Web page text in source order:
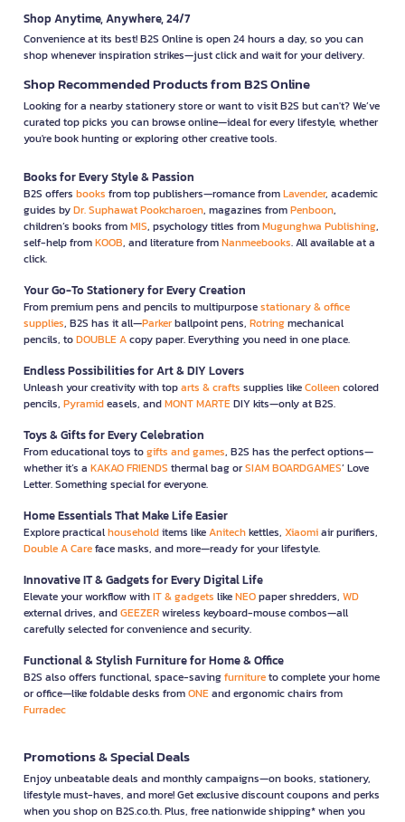
Shop Anytime, Anywhere, 24/7
Convenience at its best! B2S Online is open 24 hours a day, so you can
shop whenever inspiration strikes—just click and wait for your delivery.
Shop Recommended Products from B2S Online
Looking for a nearby stationery store or want to visit B2S but can't? We’ve
curated top picks you can browse online—ideal for every lifestyle, whether
you're book hunting or exploring other creative tools.
Books for Every Style & Passion
B2S offers books from top publishers—romance fromLavender, academic
guides byDr. Suphawat Pookcharoen, magazines fromPenboon,
children’s books fromMIS, psychology titles fromMugunghwa Publishing,
self-help fromKOOB, and literature fromNanmeebooks. All available at a
click.
Your Go-To Stationery for Every Creation
From premium pens and pencils to multipurposestationary & office
supplies, B2S has it all—Parkerballpoint pens, Rotringmechanical
pencils, toDOUBLE Acopy paper. Everything you need in one place.
Endless Possibilities for Art & DIY Lovers
Unleash your creativity with toparts & crafts supplies likeColleencolored
pencils, Pyramideasels, andMONT MARTEDIY kits—only at B2S.
Toys & Gifts for Every Celebration
From educational toys togifts and games, B2S has the perfect options—
whether it’s a KAKAO FRIENDS thermal bag orSIAM BOARDGAMES’ Love
Letter. Something special for everyone.
Home Essentials That Make Life Easier
Explore practicalhouseholditems likeAnitechkettles, Xiaomiair purifiers,
Double A Careface masks, and more—ready for your lifestyle.
Innovative IT & Gadgets for Every Digital Life
Elevate your workflow withIT & gadgets likeNEOpaper shredders, WD
external drives, andGEEZERwireless keyboard-mouse combos—all
carefully selected for convenience and security.
Functional & Stylish Furniture for Home & Office
B2S also offers functional, space-savingfurnitureto complete your home
or office—like foldable desks fromONEand ergonomic chairs from
Furradec
Promotions & Special Deals
Enjoy unbeatable deals and monthly campaigns—on books, stationery,
lifestyle must-haves, and more! Get exclusive discount coupons and perks
when you shop on B2S.co.th. Plus, free nationwide shipping* when you